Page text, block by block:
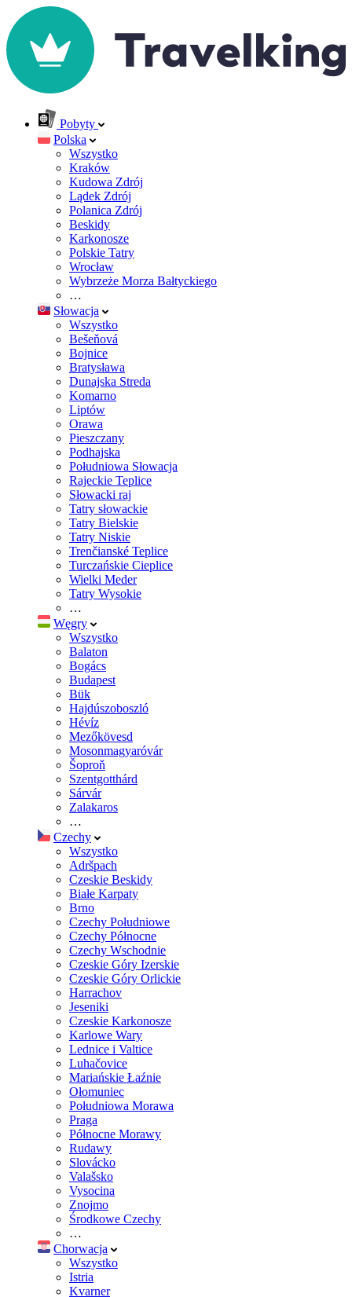
Pobyty
Polska
Wszystko
Kraków
Kudowa Zdrój
Lądek Zdrój
Polanica Zdrój
Beskidy
Karkonosze
Polskie Tatry
Wrocław
Wybrzeże Morza Bałtyckiego
…
Słowacja
Wszystko
Bešeňová
Bojnice
Bratysława
Dunajska Streda
Komarno
Liptów
Orawa
Pieszczany
Podhajska
Południowa Słowacja
Rajeckie Teplice
Słowacki raj
Tatry słowackie
Tatry Bielskie
Tatry Niskie
Trenčianské Teplice
Turczańskie Cieplice
Wielki Meder
Tatry Wysokie
…
Węgry
Wszystko
Balaton
Bogács
Budapest
Bük
Hajdúszoboszló
Hévíz
Mezőkövesd
Mosonmagyaróvár
Šoproň
Szentgotthárd
Sárvár
Zalakaros
…
Czechy
Wszystko
Adršpach
Czeskie Beskidy
Białe Karpaty
Brno
Czechy Południowe
Czechy Północne
Czechy Wschodnie
Czeskie Góry Izerskie
Czeskie Góry Orlickie
Harrachov
Jeseniki
Czeskie Karkonosze
Karlowe Wary
Lednice i Valtice
Luhačovice
Mariańskie Łaźnie
Ołomuniec
Południowa Morawa
Praga
Północne Morawy
Rudawy
Slovácko
Valašsko
Vysocina
Znojmo
Środkowe Czechy
…
Chorwacja
Wszystko
Istria
Kvarner